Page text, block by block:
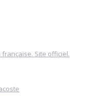
Site officiel.